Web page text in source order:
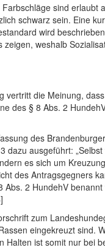
sind
schwarz sein. Eine
wird
weshalb
die Meinung,
des § 8 Abs. 2
des
dazu ausgeführt:
es sich um
des Antragsgegners
2 HundehV
zum
eingekreuzt sind.
Halten ist somit nur bei